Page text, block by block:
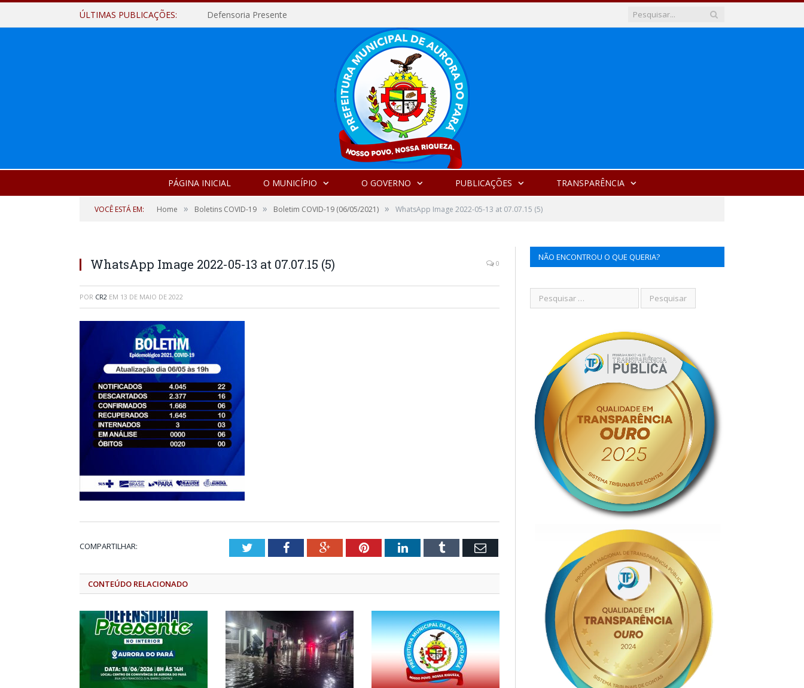
ÚLTIMAS PUBLICAÇÕES: Defensoria Presente
PÁGINA INICIAL O MUNICÍPIO O GOVERNO PUBLICAÇÕES TRANSPARÊNCIA
VOCÊ ESTÁ EM: Home » Boletins COVID-19 » Boletim COVID-19 (06/05/2021) » WhatsApp Image 2022-05-13 at 07.07.15 (5)
WhatsApp Image 2022-05-13 at 07.07.15 (5) 0
POR CR2 EM 13 DE MAIO DE 2022
COMPARTILHAR: TwitterFacebookGoogle+PinterestLinkedInTumblr Email
CONTEÚDO RELACIONADO
NÃO ENCONTROU O QUE QUERIA?